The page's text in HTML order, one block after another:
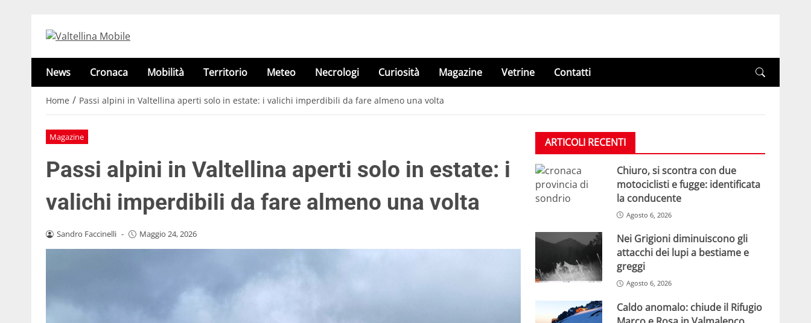
News Cronaca Mobilità Territorio Meteo Necrologi Curiosità Magazine Vetrine Contatti
Home / Passi alpini in Valtellina aperti solo in estate: i valichi imperdibili da fare almeno una volta
Magazine
Passi alpini in Valtellina aperti solo in estate: i
valichi imperdibili da fare almeno una volta
Sandro Faccinelli - Maggio 24, 2026
ARTICOLI RECENTI
Chiuro, si scontra con due
motociclisti e fugge: identificata
la conducente
Agosto 6, 2026
Nei Grigioni diminuiscono gli
attacchi dei lupi a bestiame e
greggi
Agosto 6, 2026
Caldo anomalo: chiude il Rifugio